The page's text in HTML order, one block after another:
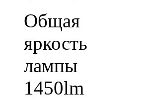
Общая
яркость
лампы
1450lm